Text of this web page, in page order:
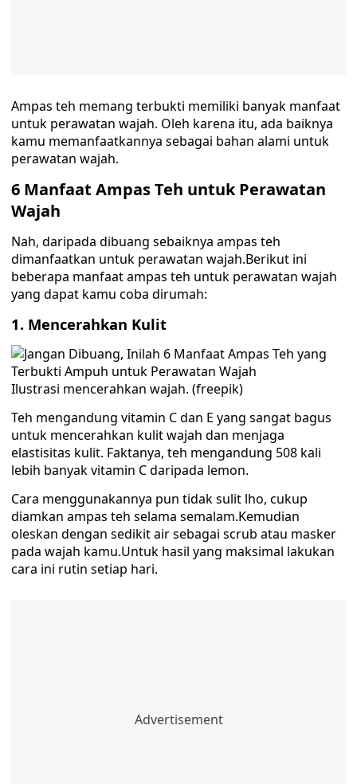
Ampas teh memang terbukti memiliki banyak manfaat
untuk perawatan wajah. Oleh karena itu, ada baiknya
kamu memanfaatkannya sebagai bahan alami untuk
perawatan wajah.
6 Manfaat Ampas Teh untuk Perawatan
Wajah
Nah, daripada dibuang sebaiknya ampas teh
dimanfaatkan untuk perawatan wajah.Berikut ini
beberapa manfaat ampas teh untuk perawatan wajah
yang dapat kamu coba dirumah:
1. Mencerahkan Kulit
Ilustrasi mencerahkan wajah. (freepik)
Teh mengandung vitamin C dan E yang sangat bagus
untuk mencerahkan kulit wajah dan menjaga
elastisitas kulit. Faktanya, teh mengandung 508 kali
lebih banyak vitamin C daripada lemon.
Cara menggunakannya pun tidak sulit lho, cukup
diamkan ampas teh selama semalam.Kemudian
oleskan dengan sedikit air sebagai scrub atau masker
pada wajah kamu.Untuk hasil yang maksimal lakukan
cara ini rutin setiap hari.